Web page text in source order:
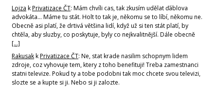
Lojza kPrivatizace ČT: Mám chvíli cas, tak zkusím udělat ďáblova
advokáta... Máme tu stát. Holt to tak je, někomu se to líbí, někomu ne.
Obecně asi platí, že drtivá většina lidí, když už si ten stát platí, by
chtěla, aby sluzby, co poskytuje, byly co nejkvalitnější. Dále obecně
[…]
RakusakkPrivatizace ČT: Ne, stat krade nasilim schopnym lidem
zdroje, coz vyhovuje tem, ktery z toho benefituji! Treba zamestnanci
statni televize. Pokud ty a tobe podobni tak moc chcete svou televizi,
slozte se a kupte si ji. Nebo si ji zalozte.